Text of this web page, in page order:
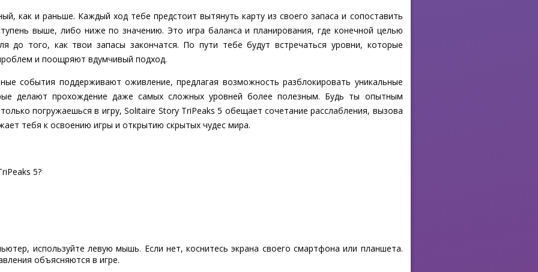
как и раньше. Каждый ход тебе предстоит вытянуть карту из своего запаса и сопоставить
выше, либо ниже по значению. Это игра баланса и планирования, где конечной целью
до того, как твои запасы закончатся. По пути тебе будут встречаться уровни, которые
и поощряют вдумчивый подход.
события поддерживают оживление, предлагая возможность разблокировать уникальные
делают прохождение даже самых сложных уровней более полезным. Будь ты опытным
погружаешься в игру, Solitaire Story TriPeaks 5 обещает сочетание расслабления, вызова
тебя к освоению игры и открытию скрытых чудес мира.
5?
используйте левую мышь. Если нет, коснитесь экрана своего смартфона или планшета.
объясняются в игре.